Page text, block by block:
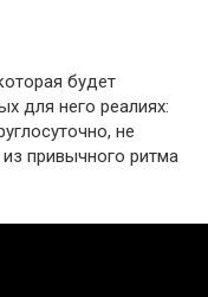
будет
для него реалиях:
не
привычного ритма